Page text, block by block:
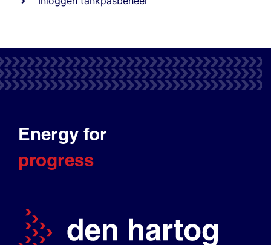
Energy for
progress